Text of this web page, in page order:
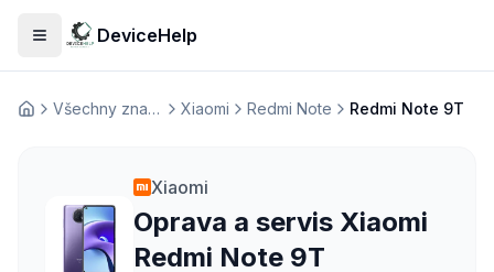
Otevřít menuDeviceHelp
Домашня Všechny značky Xiaomi Redmi Note Redmi Note 9T
Xiaomi
Oprava a servis Xiaomi
Redmi Note 9T